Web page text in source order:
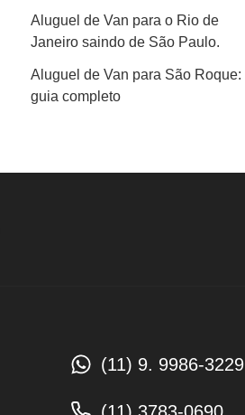
Aluguel de Van para o Rio de
Janeiro saindo de São Paulo.
Aluguel de Van para São Roque:
guia completo
(11) 9. 9986-3229